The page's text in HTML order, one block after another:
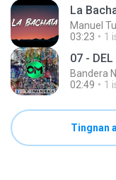
La
Manuel
03:23
1
07 -
Bandera
02:49
1
Tingnan